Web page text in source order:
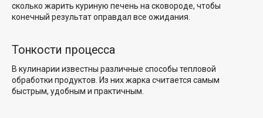
сколько жарить куриную печень на сковороде, чтобы
конечный результат оправдал все ожидания.
Тонкости процесса
В кулинарии известны различные способы тепловой
обработки продуктов. Из них жарка считается самым
быстрым, удобным и практичным.